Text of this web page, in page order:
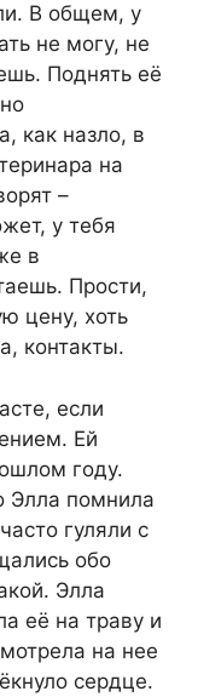
В общем, у
не могу, не
Поднять её
как назло, в
на
–
у тебя
в
Прости,
цену, хоть
контакты.
если
Ей
году.
Элла помнила
гуляли с
обо
Элла
её на траву и
на нее
сердце.